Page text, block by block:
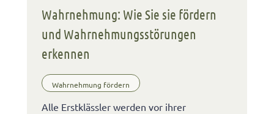
Wahrnehmung: Wie Sie sie fördern
und Wahrnehmungsstörungen
erkennen
Wahrnehmung fördern
Alle Erstklässler werden vor ihrer